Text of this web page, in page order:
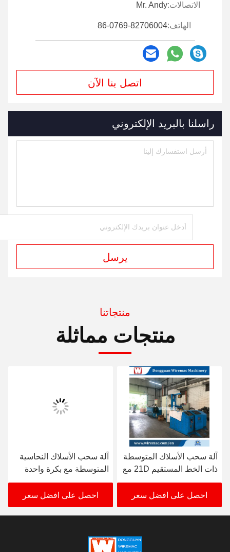
الاتصالات:Mr. Andy
الهاتف:86-0769-82706004
اتصل بنا الآن
راسلنا بالبريد الإلكتروني
يرسل
منتجاتنا
منتجات مماثلة
آلة سحب الأسلاك المتوسطة
ذات الخط المستقيم 21D مع
بكرة واحدة
احصل على افضل سعر
آلة سحب الأسلاك النحاسية
المتوسطة مع بكرة واحدة
630 مم
احصل على افضل سعر